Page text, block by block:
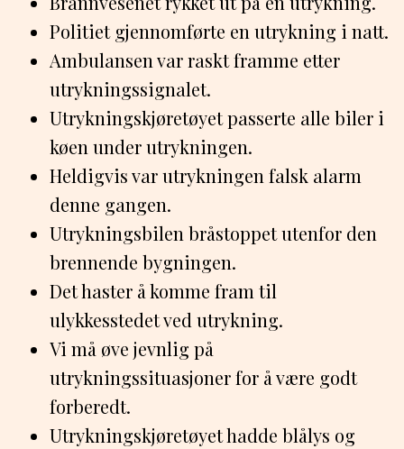
Politiet gjennomførte en utrykning i natt.
Ambulansen var raskt framme etter
utrykningssignalet.
Utrykningskjøretøyet passerte alle biler i
køen under utrykningen.
Heldigvis var utrykningen falsk alarm
denne gangen.
Utrykningsbilen bråstoppet utenfor den
brennende bygningen.
Det haster å komme fram til
ulykkesstedet ved utrykning.
Vi må øve jevnlig på
utrykningssituasjoner for å være godt
forberedt.
Utrykningskjøretøyet hadde blålys og